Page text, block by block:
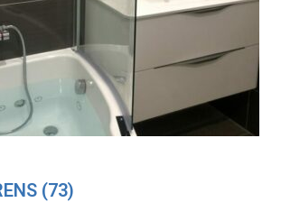
(73)